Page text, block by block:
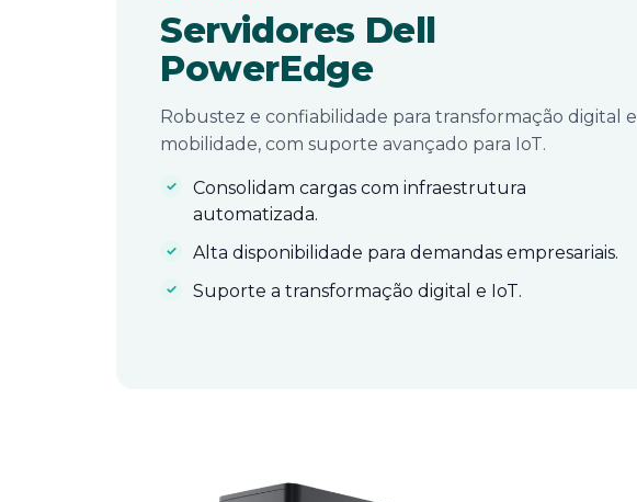
Servidores Dell
PowerEdge
Robustez e confiabilidade para transformação digital e
mobilidade, com suporte avançado para IoT.
Consolidam cargas com infraestrutura
automatizada.
Alta disponibilidade para demandas empresariais.
Suporte a transformação digital e IoT.